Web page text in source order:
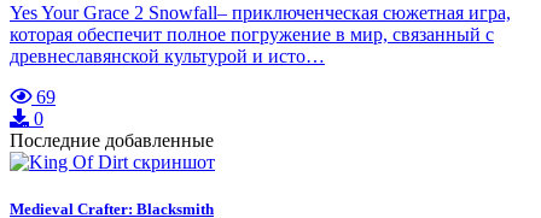
Yes Your Grace 2 Snowfall– приключенческая сюжетная игра,
которая обеспечит полное погружение в мир, связанный с
древнеславянской культурой и исто…
69
0
Последние добавленные
Medieval Crafter: Blacksmith